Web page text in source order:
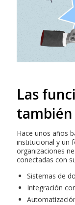
Las
Hace unos años
institucional y un
organizaciones
conectadas con
Sistemas de
Integración